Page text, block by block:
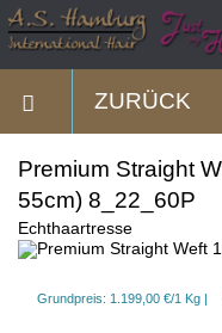
ZURÜCK
Premium Straight
55cm) 8_22_60P
Echthaartresse
Grundpreis: 1.199,00 €/1 Kg